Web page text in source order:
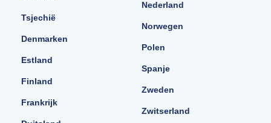
Tsjechië
Denmarken
Estland
Finland
Frankrijk
Nederland
Norwegen
Polen
Spanje
Zweden
Zwitserland